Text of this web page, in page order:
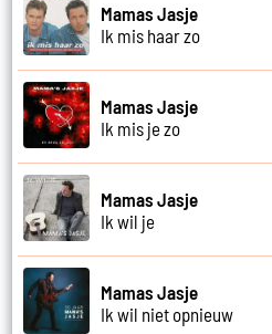
Mamas Jasje
Ik mis haar zo
Mamas Jasje
Ik mis je zo
Mamas Jasje
Ik wil je
Mamas Jasje
Ik wil niet opnieuw